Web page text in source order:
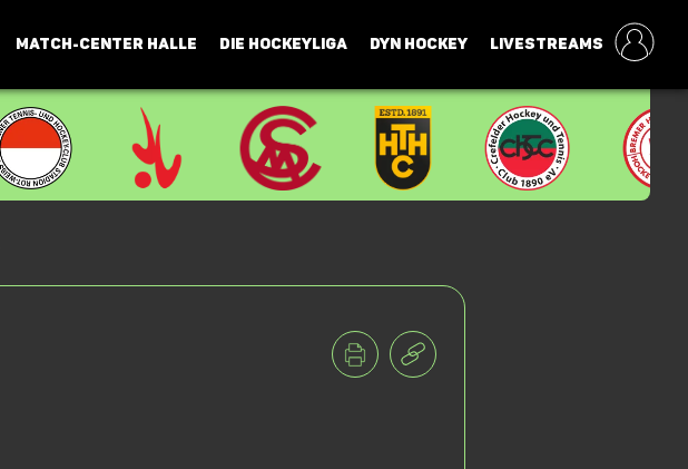
MATCH-CENTER HALLE DIE HOCKEYLIGA DYN HOCKEY LIVESTREAMS